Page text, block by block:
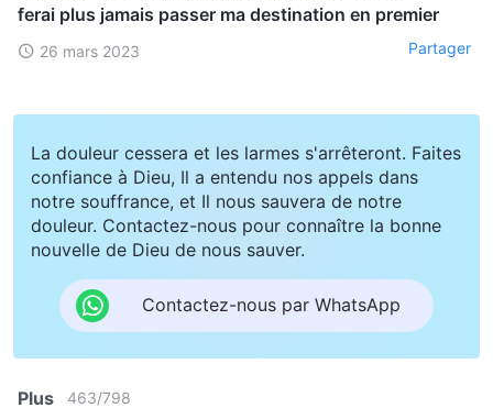
ferai plus jamais passer ma destination en premier
26 mars 2023 Partager
La douleur cessera et les larmes s'arrêteront. Faites
confiance à Dieu, Il a entendu nos appels dans
notre souffrance, et Il nous sauvera de notre
douleur. Contactez-nous pour connaître la bonne
nouvelle de Dieu de nous sauver.
Contactez-nous par WhatsApp
Plus 463/798